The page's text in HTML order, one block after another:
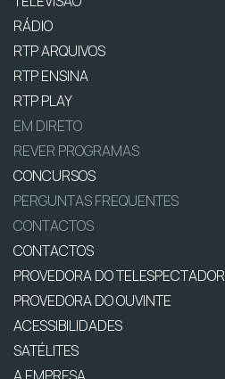
RÁDIO
RTP ARQUIVOS
RTP ENSINA
RTP PLAY
EM DIRETO
REVER PROGRAMAS
CONCURSOS
PERGUNTAS FREQUENTES
CONTACTOS
CONTACTOS
PROVEDORA DO TELESPECTADOR
PROVEDORA DO OUVINTE
ACESSIBILIDADES
SATÉLITES